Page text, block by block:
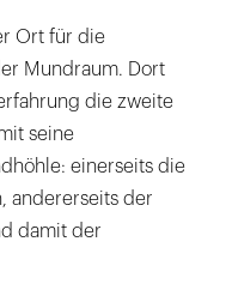
Ort für die
Mundraum. Dort
die zweite
seine
einerseits die
andererseits der
damit der